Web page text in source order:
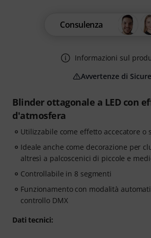
Blinder ottagonale a LED con
d'atmosfera
Utilizzabile come effetto accecatore o
Ideale anche come decorazione per
altresì a palcoscenici di piccole e
Controllabile in 8 segmenti
Funzionamento con modalità
controllo DMX
Dati tecnici:
Consulenza
Informazioni sul
Avvertenze di